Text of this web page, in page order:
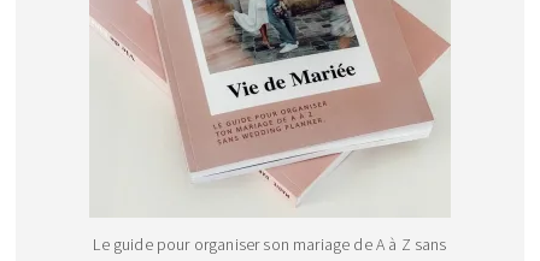
Le guide pour organiser son mariage de A à Z sans